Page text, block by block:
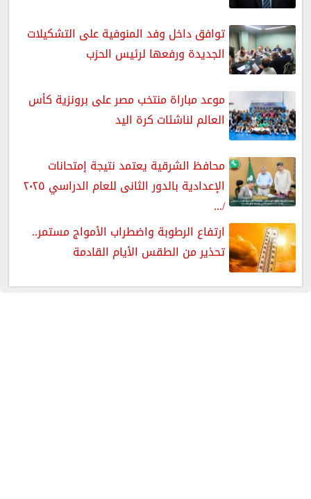
توافق داخل وفد المنوفية على التشكيلات
الجديدة ورفعها لرئيس الحزب
موعد مباراة منتخب مصر على برونزية كأس
العالم لناشئات كرة اليد
محافظ الشرقية يعتمد نتيجة إمتحانات
الإعدادية بالدور الثانى للعام الدراسي ٢٠٢٥
/...
ارتفاع الرطوبة واضطراب الأمواج مستمر..
تحذير من الطقس الأيام القادمة